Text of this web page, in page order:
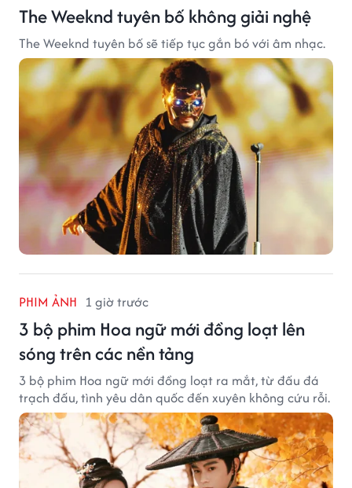
The Weeknd tuyên bố không giải nghệ
The Weeknd tuyên bố sẽ tiếp tục gắn bó với âm nhạc.
PHIM ẢNH 1 giờ trước
3 bộ phim Hoa ngữ mới đồng loạt lên
sóng trên các nền tảng
3 bộ phim Hoa ngữ mới đồng loạt ra mắt, từ đấu đá
trạch đấu, tình yêu dân quốc đến xuyên không cứu rỗi.